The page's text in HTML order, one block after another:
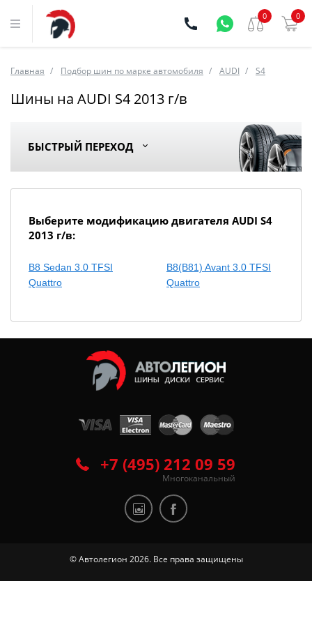
0 0
Главная Подбор шин по марке автомобиля AUDI S4
Шины на AUDI S4 2013 г/в
БЫСТРЫЙ ПЕРЕХОД
Выберите модификацию двигателя AUDI S4
2013 г/в:
B8 Sedan 3.0 TFSI
Quattro
B8(B81) Avant 3.0 TFSI
Quattro
+7 (495) 212 09 59
Многоканальный
© Автолегион 2026. Все права защищены